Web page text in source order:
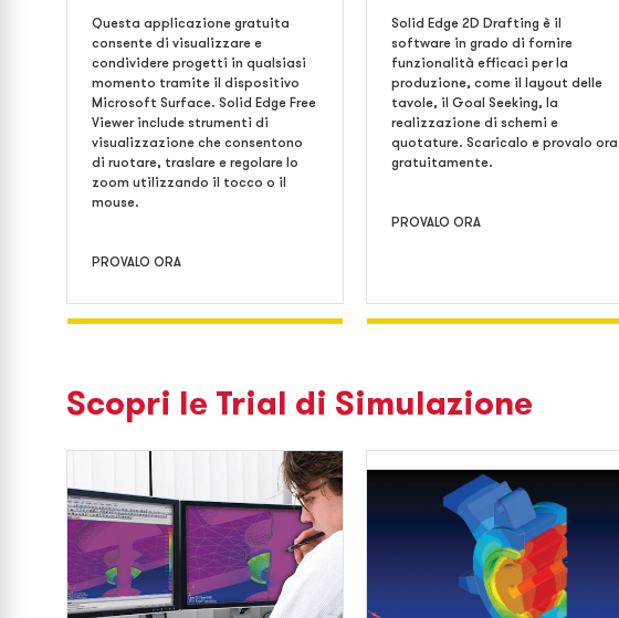
Questa applicazione gratuita
consente di visualizzare e
condividere progetti in qualsiasi
momento tramite il dispositivo
Microsoft Surface. Solid Edge Free
Viewer include strumenti di
visualizzazione che consentono
di ruotare, traslare e regolare lo
zoom utilizzando il tocco o il
mouse.
PROVALO ORA
Solid Edge 2D Drafting è il
software in grado di fornire
funzionalità efficaci per la
produzione, come il layout delle
tavole, il Goal Seeking, la
realizzazione di schemi e
quotature. Scaricalo e provalo ora
gratuitamente.
PROVALO ORA
Scopri le Trial di Simulazione